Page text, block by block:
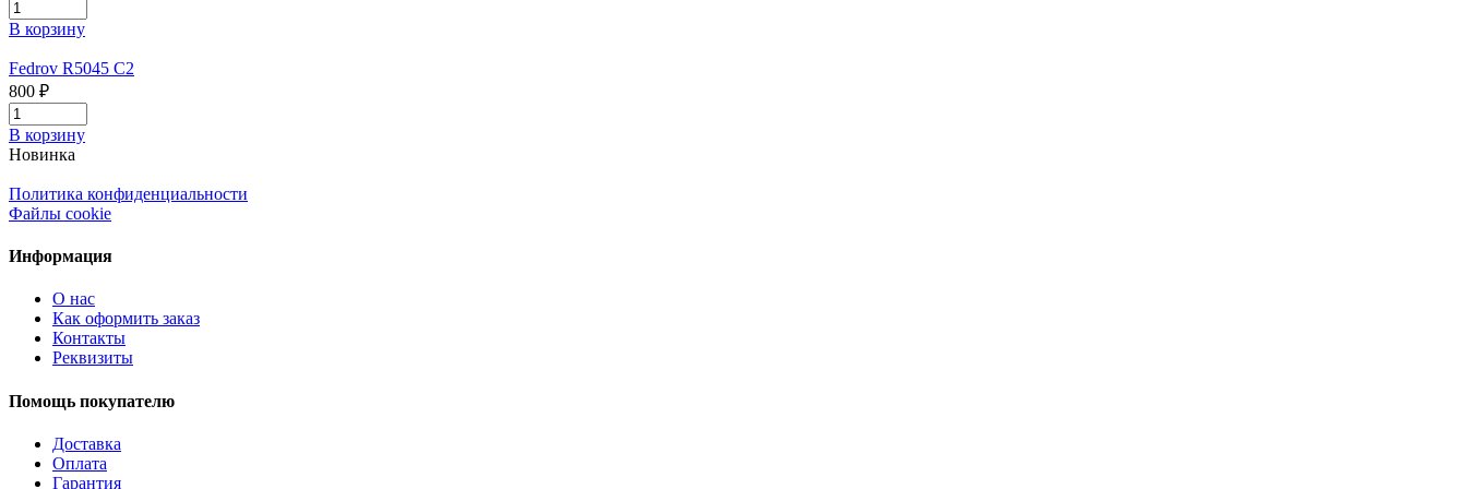
В корзину
Fedrov R5045 C2
800 ₽
В корзину
Новинка
Политика конфиденциальности
Файлы cookie
Информация
О нас
Как оформить заказ
Контакты
Реквизиты
Помощь покупателю
Доставка
Оплата
Гарантия